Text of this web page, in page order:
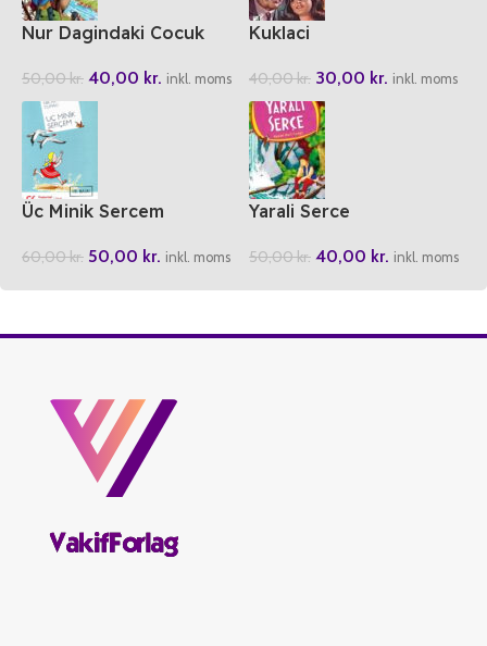
Nur Dagindaki Cocuk
50,00kr. 40,00 kr. inkl. moms
Kuklaci
40,00kr. 30,00 kr. inkl. moms
Üc Minik Sercem
60,00kr. 50,00 kr. inkl. moms
Yarali Serce
50,00kr. 40,00 kr. inkl. moms